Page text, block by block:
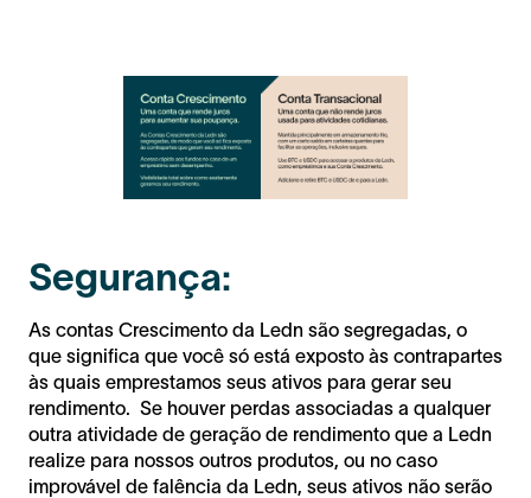
Segurança:
As contas Crescimento da Ledn são segregadas, o
que significa que você só está exposto às contrapartes
às quais emprestamos seus ativos para gerar seu
rendimento. Se houver perdas associadas a qualquer
outra atividade de geração de rendimento que a Ledn
realize para nossos outros produtos, ou no caso
improvável de falência da Ledn, seus ativos não serão